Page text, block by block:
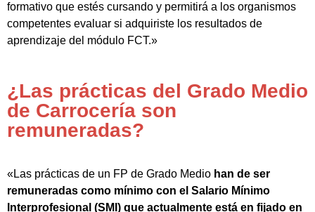
formativo que estés cursando y permitirá a los organismos
competentes evaluar si adquiriste los resultados de
aprendizaje del módulo FCT.»
¿Las prácticas del Grado Medio
de Carrocería son
remuneradas?
«Las prácticas de un FP de Grado Medio han de ser
remuneradas como mínimo con el Salario Mínimo
Interprofesional (SMI) que actualmente está en fijado en